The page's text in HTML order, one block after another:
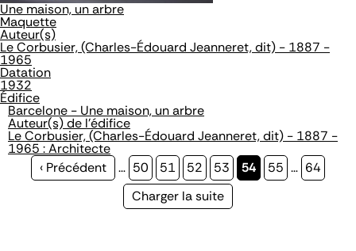
Une maison, un arbre
Maquette
Auteur(s)
Le Corbusier, (Charles-Édouard Jeanneret, dit) - 1887 -
1965
Datation
1932
Édifice
Barcelone - Une maison, un arbre
Auteur(s) de l'édifice
Le Corbusier, (Charles-Édouard Jeanneret, dit) - 1887 -
1965 : Architecte
Page
‹ Précédent … Page
50 Page
51 Page
52 Page
53
Page
54 Page
55 … Page
64
Page
Charger la suite